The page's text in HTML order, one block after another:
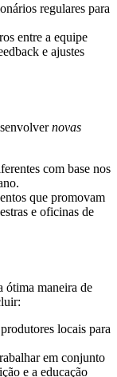
regulares para
entre a equipe
e ajustes
novas
com base nos
que promovam
e oficinas de
ótima maneira de
locais para
em conjunto
e a educação